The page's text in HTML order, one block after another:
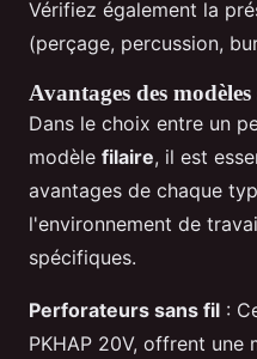
Vérifiez également la
(perçage, percussion,
Avantages des
Dans le choix entre un
modèle filaire, il est
avantages de chaque
l'environnement de
spécifiques.
Perforateurs sans fil :
PKHAP 20V, offrent une